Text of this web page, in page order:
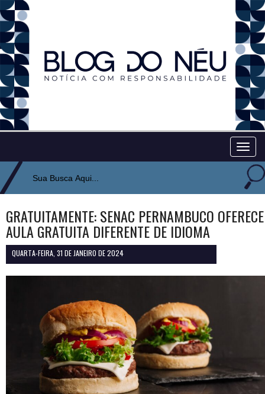
GRATUITAMENTE: SENAC PERNAMBUCO OFERECE
AULA GRATUITA DIFERENTE DE IDIOMA
QUARTA-FEIRA, 31 DE JANEIRO DE 2024